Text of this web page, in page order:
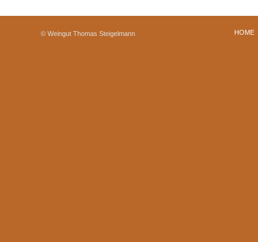
© Weingut Thomas Steigelmann HOME